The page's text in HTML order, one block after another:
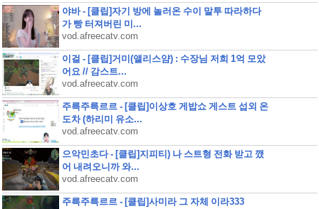
야바 - [클립]자기 방에 놀러온 수이 말투 따라하다
가 빵 터져버린 미...
vod.afreecatv.com
이걸 - [클립]거미(앨리스얌) : 수장님 저희 1억 모았
어요 // 감스트...
vod.afreecatv.com
주륵주륵르르 - [클립]이상호 게밥쇼 게스트 섭외 온
도차 (하리미 유소...
vod.afreecatv.com
으악민초다 - [클립]지피티) 나 스트형 전화 받고 깼
어 내려오니까 와...
vod.afreecatv.com
주륵주륵르르 - [클립]사미라 그 자체 이라333